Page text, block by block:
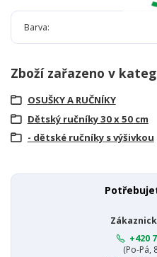
Barva
Zboží zařazeno v
OSUŠKY A RUČNÍKY
Dětský ručníky 30 x 50 cm
- dětské ručníky s výšivkou
+420
(Po-Pá,